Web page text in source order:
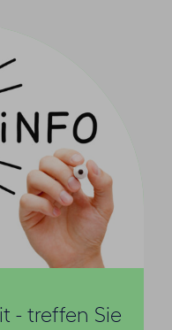
- treffen Sie